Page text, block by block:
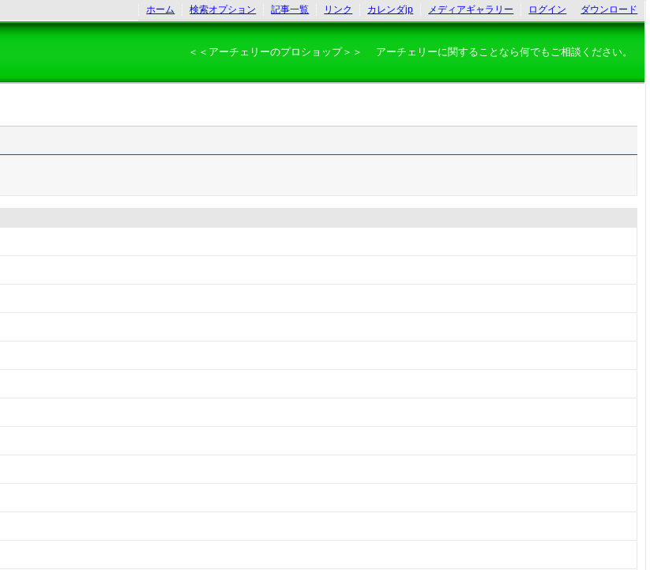
ホーム 検索オプション 記事一覧 リンク カレンダjp メディアギャラリー ログイン ダウンロード
＜＜アーチェリーのプロショップ＞＞ アーチェリーに関することなら何でもご相談ください。